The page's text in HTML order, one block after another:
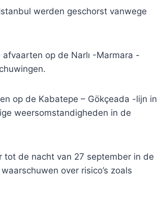
werden geschorst vanwege
op de Narlı -Marmara -
op de Kabatepe – Gökçeada -lijn in
weersomstandigheden in de
de nacht van 27 september in de
over risico’s zoals